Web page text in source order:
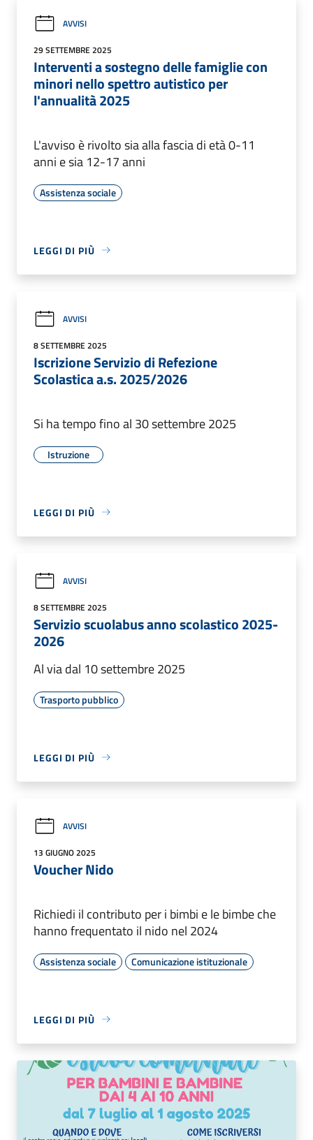
AVVISI
29 SETTEMBRE 2025
Interventi a sostegno delle famiglie con
minori nello spettro autistico per
l'annualità 2025
L'avviso è rivolto sia alla fascia di età 0-11
anni e sia 12-17 anni
Assistenza sociale
LEGGI DI PIÙ
AVVISI
8 SETTEMBRE 2025
Iscrizione Servizio di Refezione
Scolastica a.s. 2025/2026
Si ha tempo fino al 30 settembre 2025
Istruzione
LEGGI DI PIÙ
AVVISI
8 SETTEMBRE 2025
Servizio scuolabus anno scolastico 2025-
2026
Al via dal 10 settembre 2025
Trasporto pubblico
LEGGI DI PIÙ
AVVISI
13 GIUGNO 2025
Voucher Nido
Richiedi il contributo per i bimbi e le bimbe che
hanno frequentato il nido nel 2024
Assistenza sociale Comunicazione istituzionale
LEGGI DI PIÙ